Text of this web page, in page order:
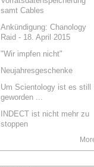
samt Cables
Ankündigung: Chanology
Raid - 18. April 2015
"Wir impfen nicht"
Neujahresgeschenke
Um Scientology ist es still
geworden ...
INDECT ist nicht mehr zu
stoppen